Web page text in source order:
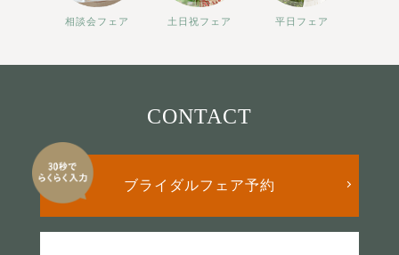
相談会フェア 土日祝フェア 平日フェア
CONTACT
ブライダルフェア予約